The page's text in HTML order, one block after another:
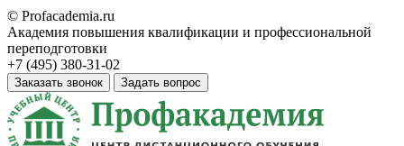
© Profacademia.ru
Академия повышения квалификации и профессиональной
переподготовки
+7 (495) 380-31-02
Заказать звонок Задать вопрос